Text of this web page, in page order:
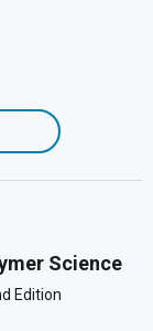
Science
Edition